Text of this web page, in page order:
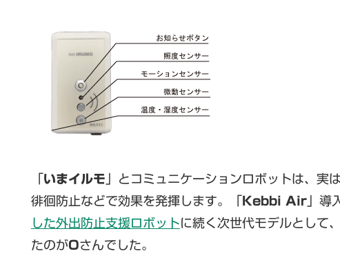
いまイルモ 」とコミュニケーションロボットは、実
徘徊防止などで効果を発揮します。「
Kebbi Air 」導
した外出防止支援ロボットに続く次世代モデルとして
たのがOさんでした。